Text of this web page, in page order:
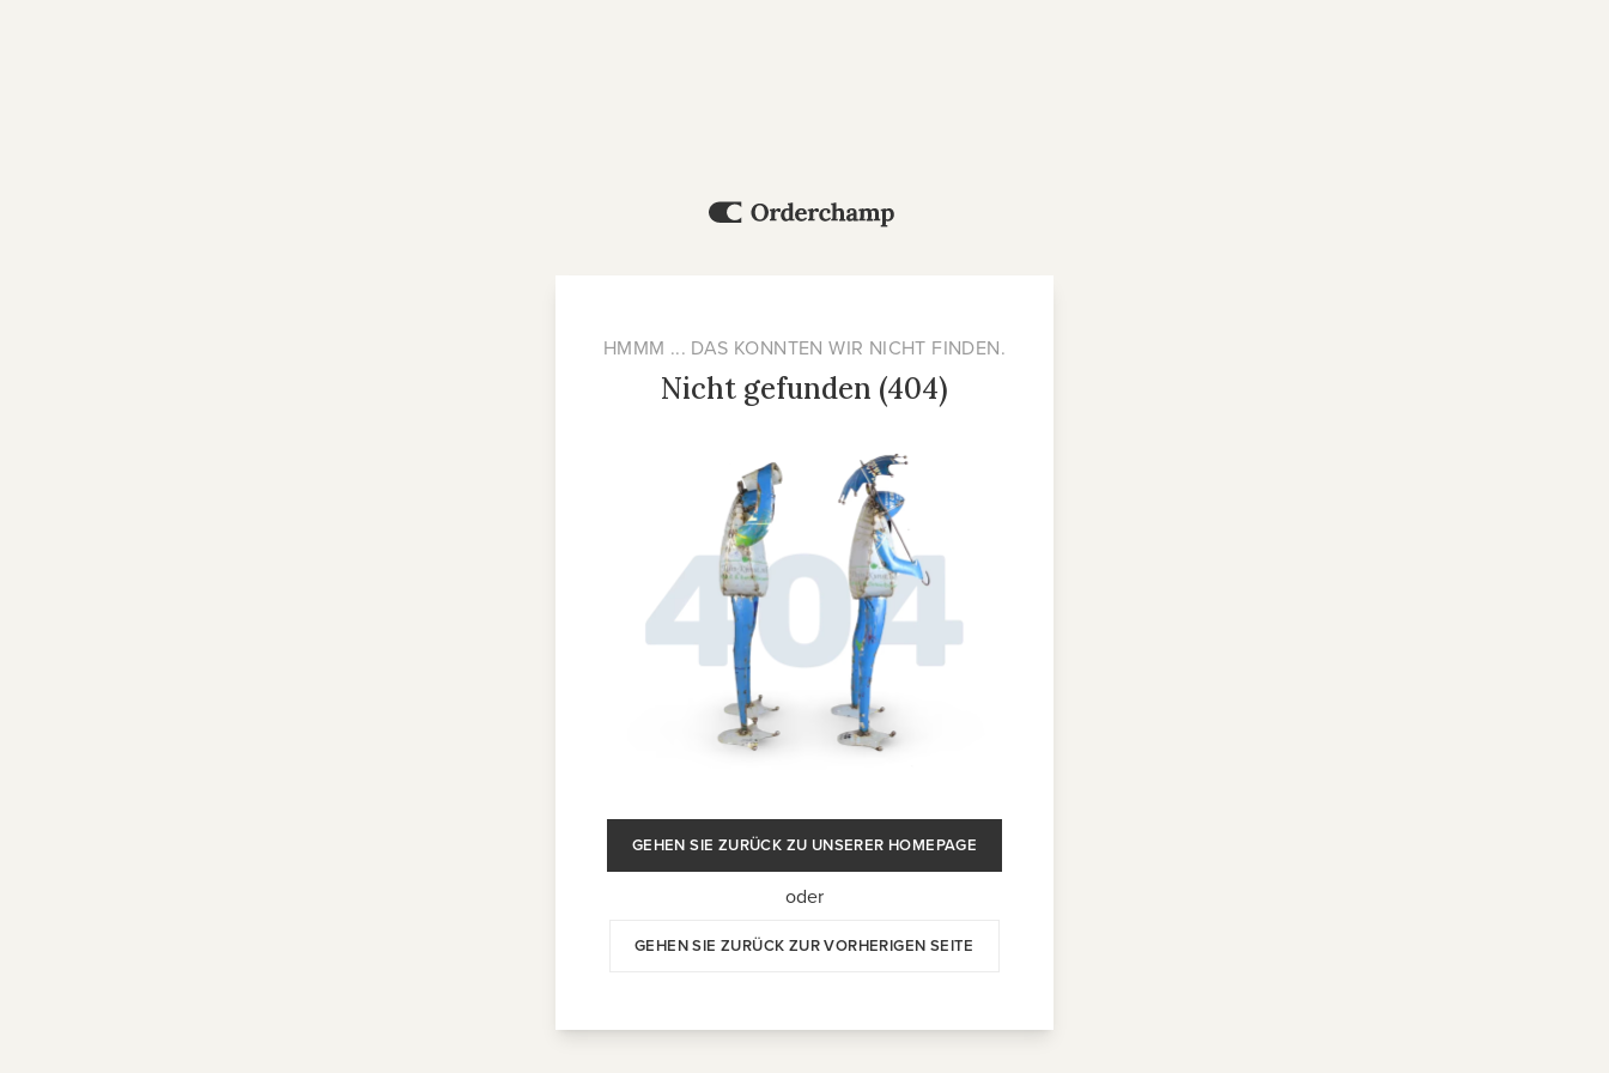
HMMM ... DAS KONNTEN WIR NICHT FINDEN.
Nicht gefunden (404)
GEHEN SIE ZURÜCK ZU UNSERER HOMEPAGE
oder
GEHEN SIE ZURÜCK ZUR VORHERIGEN SEITE